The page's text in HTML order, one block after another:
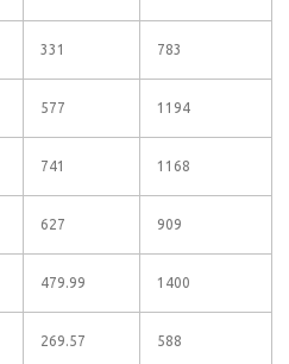
331 783
577 1194
741 1168
627 909
479.99 1400
269.57 588